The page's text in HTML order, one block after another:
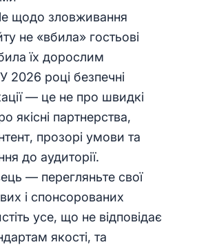
щодо зловживання
не «вбила» гостьові
їх дорослим
2026 році безпечні
— це не про швидкі
якісні партнерства,
прозорі умови та
до аудиторії.
— перегляньте свої
і спонсорованих
усе, що не відповідає
якості, та